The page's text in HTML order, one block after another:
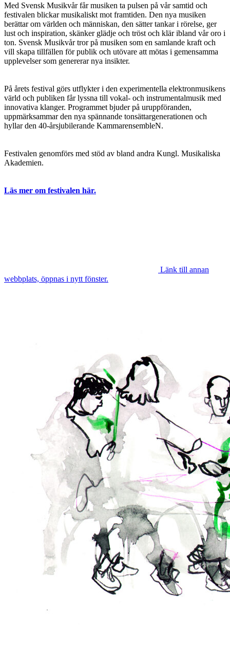
Med Svensk Musikvår får musiken ta pulsen på vår samtid och
festivalen blickar musikaliskt mot framtiden. Den nya musiken
berättar om världen och människan, den sätter tankar i rörelse, ger
lust och inspiration, skänker glädje och tröst och klär ibland vår oro i
ton. Svensk Musikvår tror på musiken som en samlande kraft och
vill skapa tillfällen för publik och utövare att mötas i gemensamma
upplevelser som genererar nya insikter.
På årets festival görs utflykter i den experimentella elektronmusikens
värld och publiken får lyssna till vokal- och instrumentalmusik med
innovativa klanger. Programmet bjuder på uruppföranden,
uppmärksammar den nya spännande tonsättargenerationen och
hyllar den 40-årsjubilerande KammarensembleN.
Festivalen genomförs med stöd av bland andra Kungl. Musikaliska
Akademien.
Läs mer om festivalen här.
Länk till annan
webbplats, öppnas i nytt fönster.